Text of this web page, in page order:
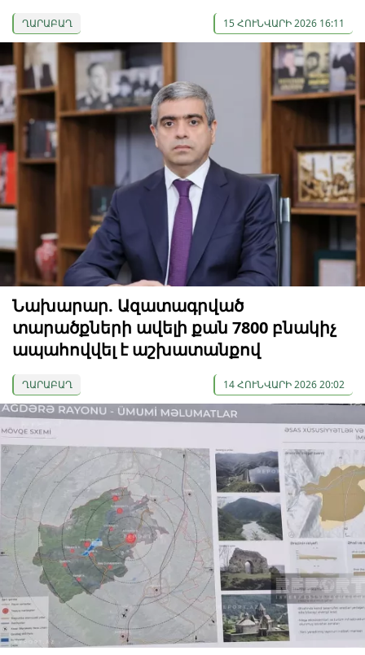
ՂԱՐԱԲԱՂ 15 ՀՈՒՆՎԱՐԻ 2026 16:11
Նախարար. Ազատագրված
տարածքների ավելի քան 7800 բնակիչ
ապահովվել է աշխատանքով
ՂԱՐԱԲԱՂ 14 ՀՈՒՆՎԱՐԻ 2026 20:02